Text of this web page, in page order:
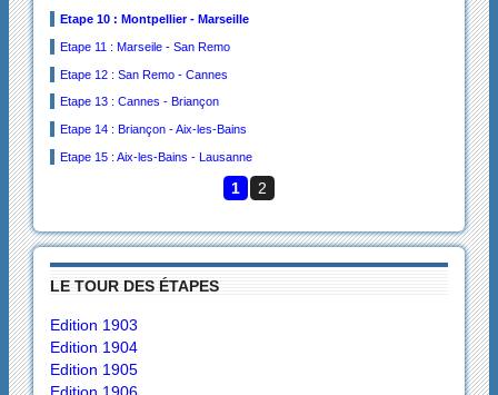
Etape 10 : Montpellier - Marseille
Etape 11 : Marseile - San Remo
Etape 12 : San Remo - Cannes
Etape 13 : Cannes - Briançon
Etape 14 : Briançon - Aix-les-Bains
Etape 15 : Aix-les-Bains - Lausanne
1 2
LE TOUR DES ÉTAPES
Edition 1903
Edition 1904
Edition 1905